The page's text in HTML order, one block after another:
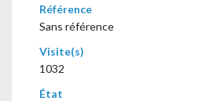
Référence
Sans référence
Visite(s)
1032
État